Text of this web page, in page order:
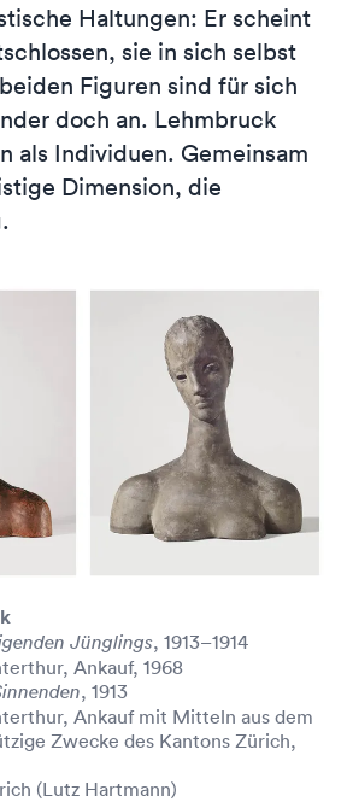
Haltungen: Er scheint
sie in sich selbst
Figuren sind für sich
doch an. Lehmbruck
als Individuen. Gemeinsam
Dimension, die
Jünglings, 1913–1914
Ankauf, 1968
, 1913
Ankauf mit Mitteln aus dem
Zwecke des Kantons Zürich,
(Lutz Hartmann)